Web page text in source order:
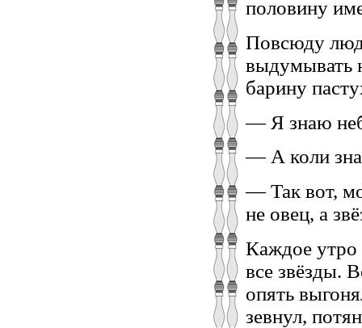
половину
Повсюду
выдумывать
барину
— Я знаю
— А коли
— Так вот,
не овец, а
Каждое утро
все звёзды.
опять
зевнул,